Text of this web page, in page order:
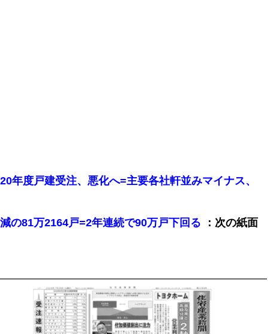
年度戸建受注、悪化へ=主要各社軒並みマイナス、
の81万2164戸=2年連続で90万戸下回る
：次の紙面